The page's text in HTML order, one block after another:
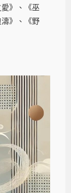
》、《巫
》、《野